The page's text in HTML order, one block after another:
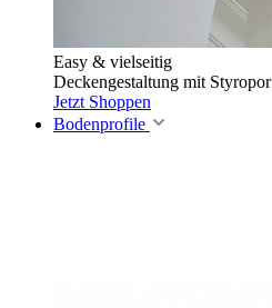
Easy & vielseitig
Deckengestaltung mit Styropor
Jetzt Shoppen
Bodenprofile